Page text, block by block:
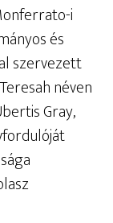
i
és
szervezett
néven
Gray,